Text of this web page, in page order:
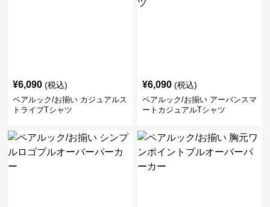
¥6,090 (税込)
ペアルック/お揃い カジュアルス
トライプTシャツ
¥6,090 (税込)
ペアルック/お揃い アーバンスマ
ートカジュアルTシャツ